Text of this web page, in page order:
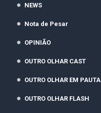
NEWS
Nota de Pesar
OPINIÃO
OUTRO OLHAR CAST
OUTRO OLHAR EM PAUTA
OUTRO OLHAR FLASH